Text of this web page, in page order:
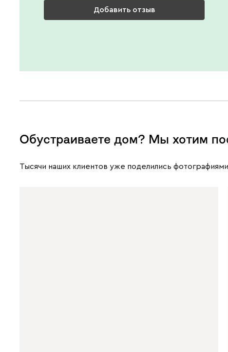
Добавить отзыв
Обустраиваете дом? Мы хотим
Тысячи наших клиентов уже поделились